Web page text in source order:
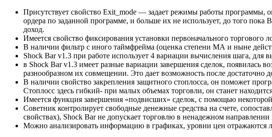
Присутствует свойство Exit_mode — задает режимы работы программы,
ордера по заданной программе, и больше их не использует, до того
доход.
Имеется свойство фиксирования установки первоначального торгового
В наличии фильтр с иного таймфрейма (оценка степени МА и ныне
Shock Bar v1.3 при работе использует 4 вариации вычисления шага,
в Shock Bar v1.3 имеет разные вариации завершения сделок, появилась
разнообразном их совмещении. Это дает возможность после достаточно
В наличии свойство закрепления защитного стоплосса, он поможет
Стоплосс здесь гибкий- при малых объемах торговли, он станет
Имеется функция завершения «подвисших» сделок, с помощью
Советник контролирует свободные денежные средства на счете,
свойствах), Shock Bar не допускает торговлю в ненадежном
Можно анализировать информацию в графиках, уровни цен